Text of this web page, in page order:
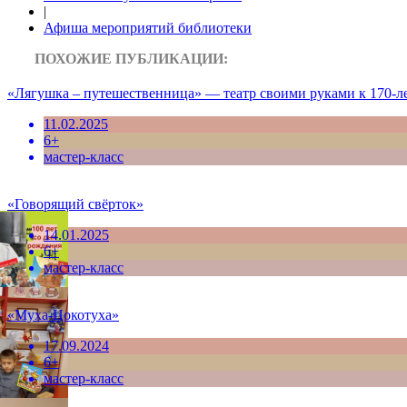
|
Афиша мероприятий библиотеки
ПОХОЖИЕ ПУБЛИКАЦИИ:
«Лягушка – путешественница» — театр своими руками к
11.02.2025
6+
мастер-класс
«Говорящий свёрток»
14.01.2025
6+
мастер-класс
«Муха-Цокотуха»
17.09.2024
6+
мастер-класс